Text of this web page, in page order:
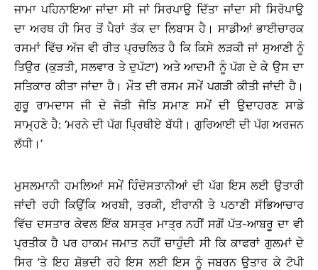
ਜਾਮਾ ਪਹਿਨਾਇਆ ਜਾਂਦਾ ਸੀ ਜਾਂ ਸਿਰਪਾਉ ਦਿੱਤਾ ਜਾਂਦਾ ਸੀ ਸਿਰੋਪਾਉ
ਦਾ ਅਰਥ ਹੀ ਸਿਰ ਤੋਂ ਪੈਰਾਂ ਤੱਕ ਦਾ ਲਿਬਾਸ ਹੈ। ਸਾਡੀਆਂ ਭਾਈਚਾਰਕ
ਰਸਮਾਂ ਵਿੱਚ ਅੱਜ ਵੀ ਰੀਤ ਪ੍ਰਚਲਿਤ ਹੈ ਕਿ ਕਿਸੇ ਲੜਕੀ ਜਾਂ ਸੁਆਣੀ ਨੂੰ
ਤਿਉਰ (ਕੁੜਤੀ, ਸਲਵਾਰ ਤੇ ਦੁਪੱਟਾ) ਅਤੇ ਆਦਮੀ ਨੂੰ ਪੱਗ ਦੇ ਕੇ ਉਸ ਦਾ
ਸਤਿਕਾਰ ਕੀਤਾ ਜਾਂਦਾ ਹੈ। ਮੌਤ ਦੀ ਰਸਮ ਸਮੇਂ ਪਗੜੀ ਕੀਤੀ ਜਾਂਦੀ ਹੈ।
ਗੁਰੂ ਰਾਮਦਾਸ ਜੀ ਦੇ ਜੋਤੀ ਜੋਤਿ ਸਮਾਣ ਸਮੇਂ ਦੀ ਉਦਾਹਰਣ ਸਾਡੇ
ਸਾਮ੍ਹਣੇ ਹੈ: ‘ਮਰਨੇ ਦੀ ਪੱਗ ਪ੍ਰਿਥੀਏ ਬੱਧੀ। ਗੁਰਿਆਈ ਦੀ ਪੱਗ ਅਰਜਨ
ਲੱਧੀ।’
ਮੁਸਲਮਾਨੀ ਹਮਲਿਆਂ ਸਮੇਂ ਹਿੰਦੋਸਤਾਨੀਆਂ ਦੀ ਪੱਗ ਇਸ ਲਈ ਉਤਾਰੀ
ਜਾਂਦੀ ਰਹੀ ਕਿਉਂਕਿ ਅਰਬੀ, ਤਰਕੀ, ਈਰਾਨੀ ਤੇ ਪਠਾਣੀ ਸੱਭਿਆਚਾਰ
ਵਿੱਚ ਦਸਤਾਰ ਕੇਵਲ ਇੱਕ ਬਸਤ੍ਰ ਮਾਤ੍ਰ ਨਹੀਂ ਸਗੋਂ ਪੱਤ-ਆਬਰੂ ਦਾ ਵੀ
ਪ੍ਰਤੀਕ ਹੈ ਪਰ ਹਾਕਮ ਜਮਾਤ ਨਹੀਂ ਚਾਹੁੰਦੀ ਸੀ ਕਿ ਕਾਫਰਾਂ ਗੁਲਮਾਂ ਦੇ
ਸਿਰ ’ਤੇ ਇਹ ਸ਼ੋਭਦੀ ਰਹੇ ਇਸ ਲਈ ਇਸ ਨੂੰ ਜਬਰਨ ਉਤਾਰ ਕੇ ਟੋਪੀ